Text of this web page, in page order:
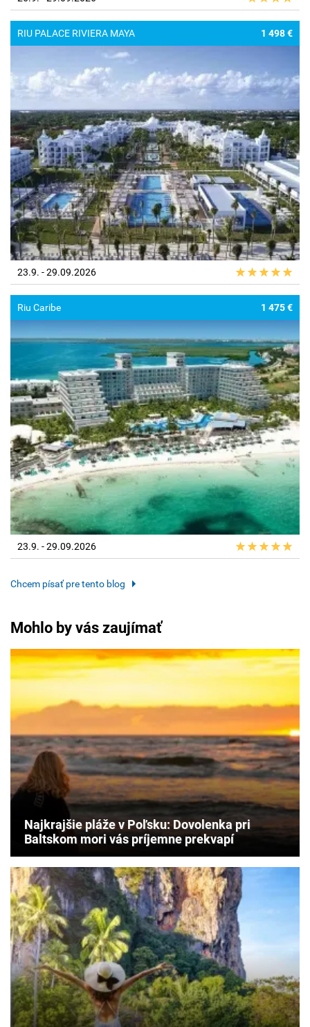
RIU PALACE RIVIERA MAYA 1 498 €
23.9. - 29.09.2026
Riu Caribe 1 475 €
23.9. - 29.09.2026
Chcem písať pre tento blog
Mohlo by vás zaujímať
Najkrajšie pláže v Poľsku: Dovolenka pri
Baltskom mori vás príjemne prekvapí